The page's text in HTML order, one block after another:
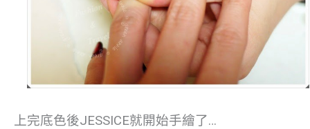
上完底色後JESSICE就開始手繪了…